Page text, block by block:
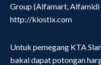
Group (Alfamart, Alfamidi
http://kiostix.com
Untuk pemegang KTA
bakal dapat potongan